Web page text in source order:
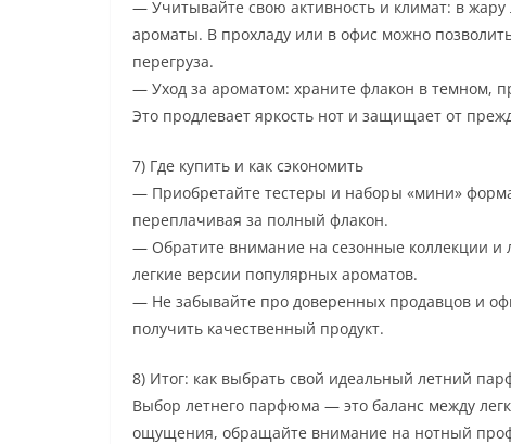
— Учитывайте свою активность и климат: в
ароматы. В прохладу или в офис можно
перегруза.
— Уход за ароматом: храните флакон в темном,
Это продлевает яркость нот и защищает от
7) Где купить и как сэкономить
— Приобретайте тестеры и наборы «мини»
переплачивая за полный флакон.
— Обратите внимание на сезонные коллекции
легкие версии популярных ароматов.
— Не забывайте про доверенных продавцов и
получить качественный продукт.
8) Итог: как выбрать свой идеальный летний
Выбор летнего парфюма — это баланс между
ощущения, обращайте внимание на нотный